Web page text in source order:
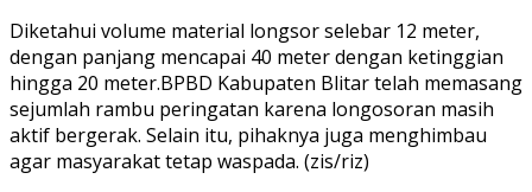
Diketahui volume material longsor selebar 12 meter,
dengan panjang mencapai 40 meter dengan ketinggian
hingga 20 meter.BPBD Kabupaten Blitar telah memasang
sejumlah rambu peringatan karena longosoran masih
aktif bergerak. Selain itu, pihaknya juga menghimbau
agar masyarakat tetap waspada. (zis/riz)